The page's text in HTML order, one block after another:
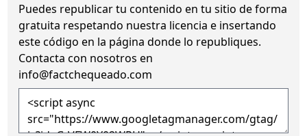
Puedes republicar tu contenido en tu sitio de forma
gratuita respetando nuestra licencia e insertando
este código en la página donde lo republiques.
Contacta con nosotros en
info@factchequeado.com